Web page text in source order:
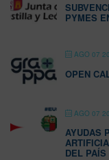
PYMES
AGO 07
OPEN
AGO 07
AYUDAS
DEL PAÍS